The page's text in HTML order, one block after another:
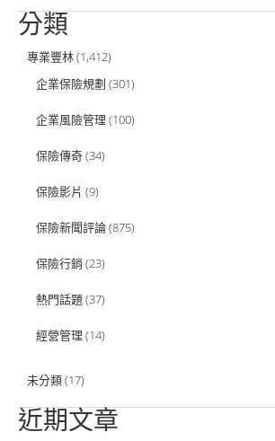
分類
專業豐林(1,412)
企業保險規劃 (301)
企業風險管理 (100)
保險傳奇(34)
保險影片 (9)
保險新聞評論(875)
保險行銷 (23)
熱門話題(37)
經營管理 (14)
未分類(17)
近期文章